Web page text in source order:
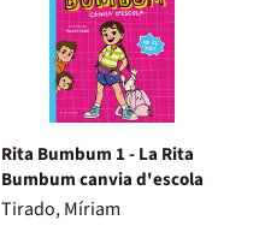
Rita Bumbum 1 - La Rita
Bumbum canvia d'escola
Tirado, Míriam